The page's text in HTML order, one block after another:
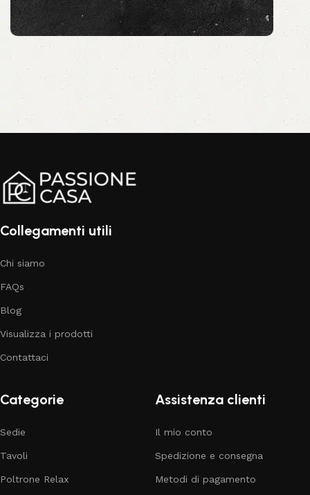
Collegamenti utili
Chi siamo
FAQs
Blog
Visualizza i prodotti
Contattaci
Categorie
Sedie
Tavoli
Poltrone Relax
Assistenza clienti
Il mio conto
Spedizione e consegna
Metodi di pagamento